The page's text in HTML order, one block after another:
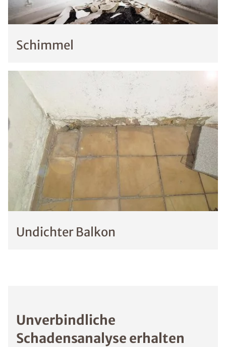
Schimmel
Undichter Balkon
Unverbindliche
Schadensanalyse erhalten